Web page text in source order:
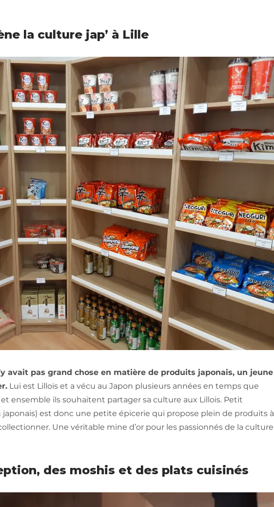
la culture jap’ à Lille
avait pas grand chose en matière de produits japonais, un jeune
Lui est Lillois et a vécu au Japon plusieurs années en temps que
ensemble ils souhaitent partager sa culture aux Lillois. Petit
est donc une petite épicerie qui propose plein de produits à
Une véritable mine d’or pour les passionnés de la culture
des moshis et des plats cuisinés